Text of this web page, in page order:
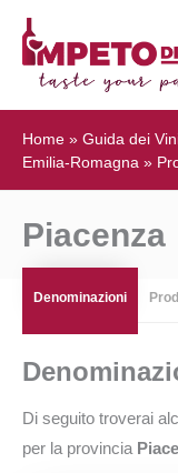
Home » Guida dei
Emilia-Romagna »
Piacenza
Denominazioni
Di seguito troverai
per la provincia